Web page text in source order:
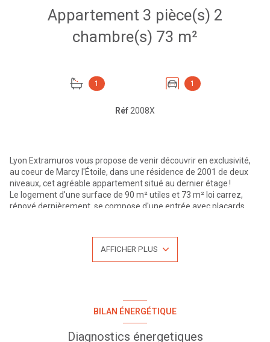
Appartement 3 pièce(s) 2
chambre(s) 73 m²
1 1
Réf 2008X
Lyon Extramuros vous propose de venir découvrir en exclusivité,
au coeur de Marcy l'Étoile, dans une résidence de 2001 de deux
niveaux, cet agréable appartement situé au dernier étage !
Le logement d'une surface de 90 m² utiles et 73 m² loi carrez,
rénové dernièrement, se compose d'une entrée avec placards,
champêtre. Une mezzanine à l'étage, idéal pour un bureau ou une
chambre. Coté nuit, dégagement avec rangements, 2 chambres
avec placards, salle de bains, toilettes. Chauffage individuel au
Pour plus d'informations ou une visite, n'hésitez pas à nous
centre de l'Arbresle. Bien proposé par Bruno LANFRANCHI - Statut
AFFICHER PLUS
BILAN ÉNERGÉTIQUE
Diagnostics énergetiques